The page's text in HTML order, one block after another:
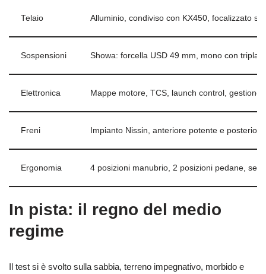
Telaio Alluminio, condiviso con KX450, focalizzato
Sospensioni Showa: forcella USD 49 mm, mono con tripla
Elettronica Mappe motore, TCS, launch control, gestione
Freni Impianto Nissin, anteriore potente e
Ergonomia 4 posizioni manubrio, 2 posizioni pedane,
In pista: il regno del medio
regime
Il test si è svolto sulla sabbia, terreno impegnativo, morbido e